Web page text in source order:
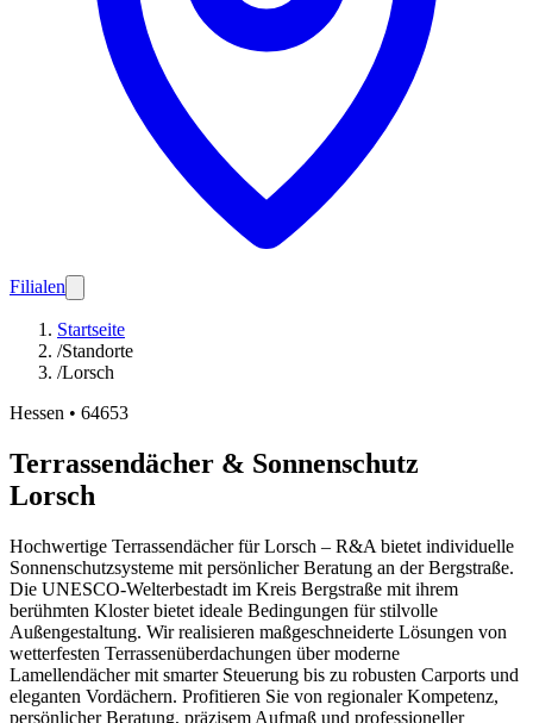
Filialen
Startseite
/Standorte
/Lorsch
Hessen • 64653
Terrassendächer & Sonnenschutz
Lorsch
Hochwertige Terrassendächer für Lorsch – R&A bietet individuelle
Sonnenschutzsysteme mit persönlicher Beratung an der Bergstraße.
Die UNESCO-Welterbestadt im Kreis Bergstraße mit ihrem
berühmten Kloster bietet ideale Bedingungen für stilvolle
Außengestaltung. Wir realisieren maßgeschneiderte Lösungen von
wetterfesten Terrassenüberdachungen über moderne
Lamellendächer mit smarter Steuerung bis zu robusten Carports und
eleganten Vordächern. Profitieren Sie von regionaler Kompetenz,
persönlicher Beratung, präzisem Aufmaß und professioneller